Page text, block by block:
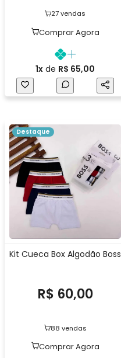
27 vendas
Comprar Agora
1x de R$ 65,00
Destaque
Kit Cueca Box Algodão Boss
R$ 60,00
88 vendas
Comprar Agora